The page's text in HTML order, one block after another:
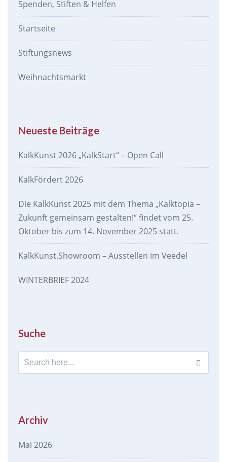
Spenden, Stiften & Helfen
Startseite
Stiftungsnews
Weihnachtsmarkt
Neueste Beiträge
KalkKunst 2026 „KalkStart“ – Open Call
KalkFördert 2026
Die KalkKunst 2025 mit dem Thema „Kalktopia –
Zukunft gemeinsam gestalten!“ findet vom 25.
Oktober bis zum 14. November 2025 statt.
KalkKunst.Showroom – Ausstellen im Veedel
WINTERBRIEF 2024
Suche
Search
for:
Archiv
Mai 2026